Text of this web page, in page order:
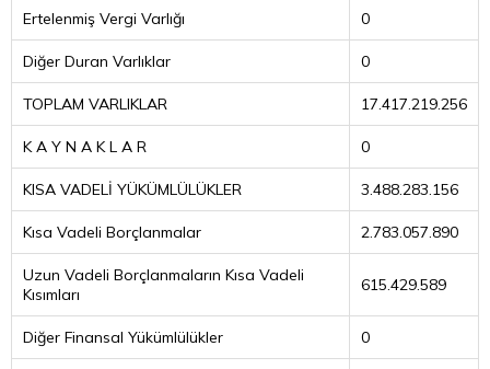
Ertelenmiş Vergi Varlığı 0
Diğer Duran Varlıklar 0
TOPLAM VARLIKLAR 17.417.219.256
K A Y N A K L A R 0
KISA VADELİ YÜKÜMLÜLÜKLER 3.488.283.156
Kısa Vadeli Borçlanmalar 2.783.057.890
Uzun Vadeli Borçlanmaların Kısa Vadeli
Kısımları
615.429.589
Diğer Finansal Yükümlülükler 0